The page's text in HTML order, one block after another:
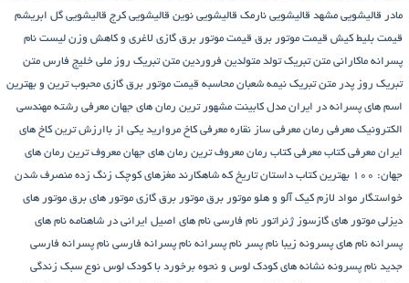
مادر قالیشویی مشهد قالیشویی نارمک قالیشویی نوین قالیشویی کرج قالیشویی گل ابریشم
قیمت بلیط کیش قیمت موتور برق قیمت موتور برق گازی لاغری و کاهش وزن لیست نام
پسرانه ماکارانی متن تبریک تولد متولدین فروردین متن تبریک روز ملی خلیج فارس متن
تبریک روز پدر متن تبریک نیمه شعبان محاسبه قیمت موتور برق گازی محبوب ترین و بهترین
اسم های پسرانه در ایران مدل کابینت مشهور ترین رمان های جهان معرفی رشته مهندسی
الکترونیک معرفی رمان معرفی ساز نقاره معرفی کاخ مروارید یکی از باارزش ترین کاخ های
ایران معرفی کتاب معرفی کتاب رمان معروف ترین رمان های جهان معروف ترین رمان های
جهان: ۱۰۰ بهترین کتاب داستان تاریخ که شاهکارند
مغزهای کوچک زنگ زده منصرف شدن
خواستگار مواد لازم کیک آلو و هلو موتور برق موتور برق گازی موتور های برق موتور های
دیزلی موتور های گازسوز ژنراتور نام فارسی نام های اصیل ایرانی در شاهنامه نام های
پسرانه نام های پسرونه زیبا نام پسر نام پسرانه نام پسرانه فارسی نام پسرانه فارسی
جدید نام پسرونه نشانه های کودک لوس و نحوه برخورد با کودک لوس نوع سبک زندگی